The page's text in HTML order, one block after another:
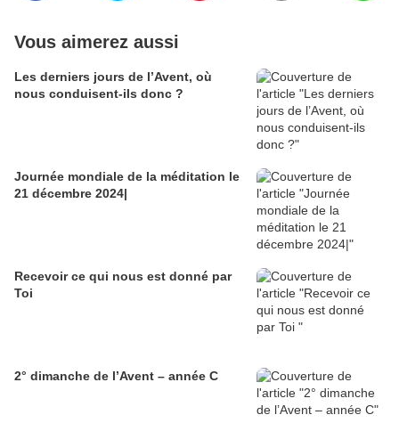
Vous aimerez aussi
Les derniers jours de l’Avent, où
nous conduisent-ils donc ?
Journée mondiale de la méditation le
21 décembre 2024|
Recevoir ce qui nous est donné par
Toi
2° dimanche de l’Avent – année C